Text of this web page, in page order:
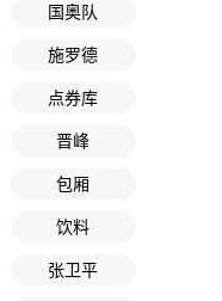
国奥队
施罗德
点券库
晋峰
包厢
饮料
张卫平